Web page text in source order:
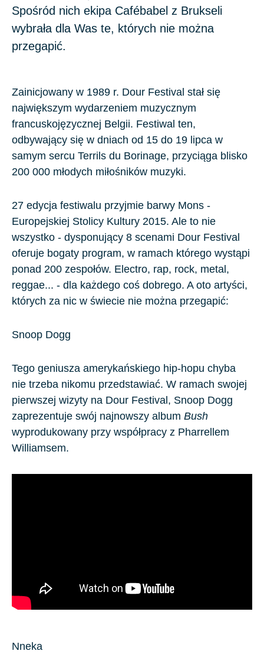
Spośród nich ekipa Cafébabel z Brukseli
wybrała dla Was te, których nie można
przegapić.
Zainicjowany w 1989 r. Dour Festival stał się
największym wydarzeniem muzycznym
francuskojęzycznej Belgii. Festiwal ten,
odbywający się w dniach od 15 do 19 lipca w
samym sercu Terrils du Borinage, przyciąga blisko
200 000 młodych miłośników muzyki.
27 edycja festiwalu przyjmie barwy Mons -
Europejskiej Stolicy Kultury 2015. Ale to nie
wszystko - dysponujący 8 scenami Dour Festival
oferuje bogaty program, w ramach którego wystąpi
ponad 200 zespołów. Electro, rap, rock, metal,
reggae... - dla każdego coś dobrego. A oto artyści,
których za nic w świecie nie można przegapić:
Snoop Dogg
Tego geniusza amerykańskiego hip-hopu chyba
nie trzeba nikomu przedstawiać. W ramach swojej
pierwszej wizyty na Dour Festival, Snoop Dogg
zaprezentuje swój najnowszy album Bush
wyprodukowany przy współpracy z Pharrellem
Williamsem.
Nneka